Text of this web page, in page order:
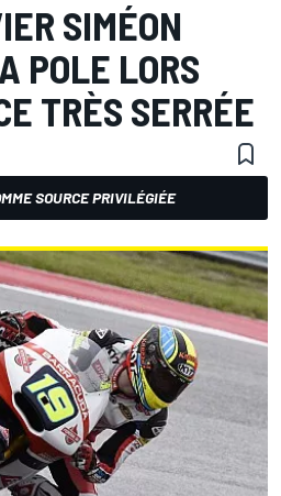
SIMÉON
POLE LORS
TRÈS SERRÉE
SOURCE PRIVILÉGIÉE